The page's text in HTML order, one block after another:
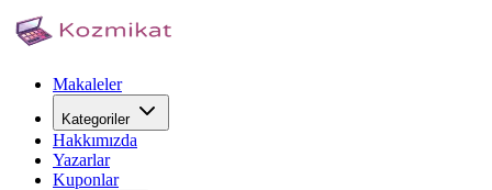
Makaleler
Kategoriler
Hakkımızda
Yazarlar
Kuponlar